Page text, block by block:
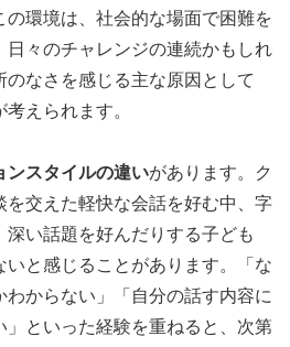
の環境は、社会的な場面で困難を
日々のチャレンジの連続かもしれ
のなさを感じる主な原因として
えられます。
ンスタイルの違いがあります。ク
を交えた軽快な会話を好む中、字
い話題を好んだりする子ども
いと感じることがあります。「な
からない」「自分の話す内容に
」といった経験を重ねると、次第